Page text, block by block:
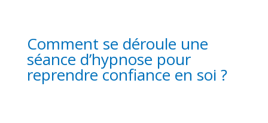
Comment se déroule une
séance d’hypnose pour
reprendre confiance en soi ?